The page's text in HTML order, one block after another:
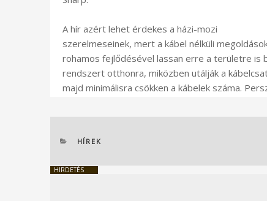
A hír azért lehet érdekes a házi-mozi
szerelmeseinek, mert a kábel nélküli
rohamos fejlődésével lassan erre a területre is
rendszert otthonra, miközben utálják a
majd minimálisra csökken a kábelek száma.
KATEGÓRIÁK
HÍREK
HIRDETÉS